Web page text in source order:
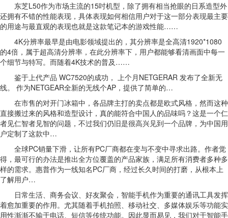
东芝L50作为市场主流的15吋机型，除了拥有相当抢眼的日系造型外
还拥有不错的性能表现，具体表现如何相信用户对于这一部分表现最主要
的用途与最直观的表现也就是这款笔记本的游戏性能……
4K分辨率最早是由电影领域提出的，其分辨率是全高清1920*1080
的4倍，属于超高清分辨率，在此分辨率下，用户都能够看清画面中每一
个细节与特写。而随着4K技术的普及……
鉴于上代产品 WC7520的成功， 上个月NETGERAR 发布了全新无
线。 作为NETGEAR全新的无线个AP，提供了简单的…
在市售的对开门冰箱中，各品牌主打的卖点都是欧式风格，然而这种
直接搬过来的风格和造型设计，真的能符合中国人的品味吗？这是一个仁
者见仁智者见智的问题，不过我们仍旧是很高兴见到一个品牌，为中国用
户定制了这款中…
全球PC销量下滑，让所有PC厂商都在变与不变中寻求出路。作者觉
得，最可行的办法是推出全方位覆盖的产品家族，满足所有消费者多种多
样的需求。惠普作为一线知名PC厂商，经过长久时间的打磨，从根本上
了解用户…
日常生活、商务会议、好友聚会，智能手机作为重要的通讯工具发挥
着愈加重要的作用。尤其随着手机拍照、移动社交、多媒体娱乐等功能实
用性渐渐不输于电话、短信等传统功能。因此显而易见，我们对于智能手